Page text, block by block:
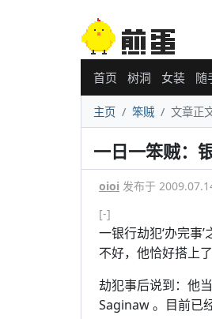
首页 树洞 女装 随
主页 笨贼 文章正
一日一笨贼：
oioi 发布于
[-]
一银行劫犯‘办完事
不好，他恰好搭上
劫犯事后说到：他
Saginaw 。目前已